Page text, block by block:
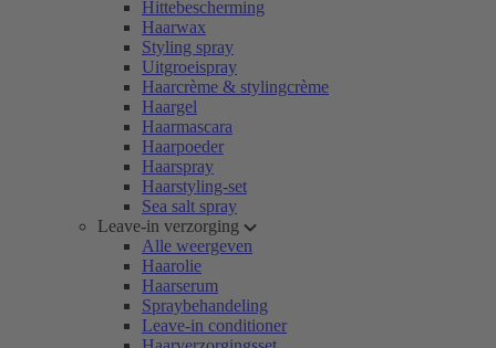
Hittebescherming
Haarwax
Styling spray
Uitgroeispray
Haarcrème & stylingcrème
Haargel
Haarmascara
Haarpoeder
Haarspray
Haarstyling-set
Sea salt spray
Leave-in verzorging
Alle weergeven
Haarolie
Haarserum
Spraybehandeling
Leave-in conditioner